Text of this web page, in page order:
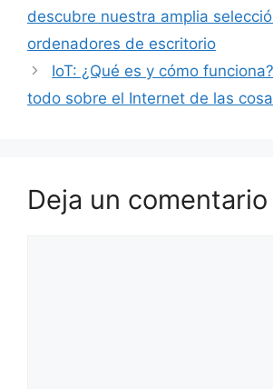
descubre nuestra amplia
ordenadores de escritorio
IoT: ¿Qué es y cómo
todo sobre el Internet de las
Deja un comentario